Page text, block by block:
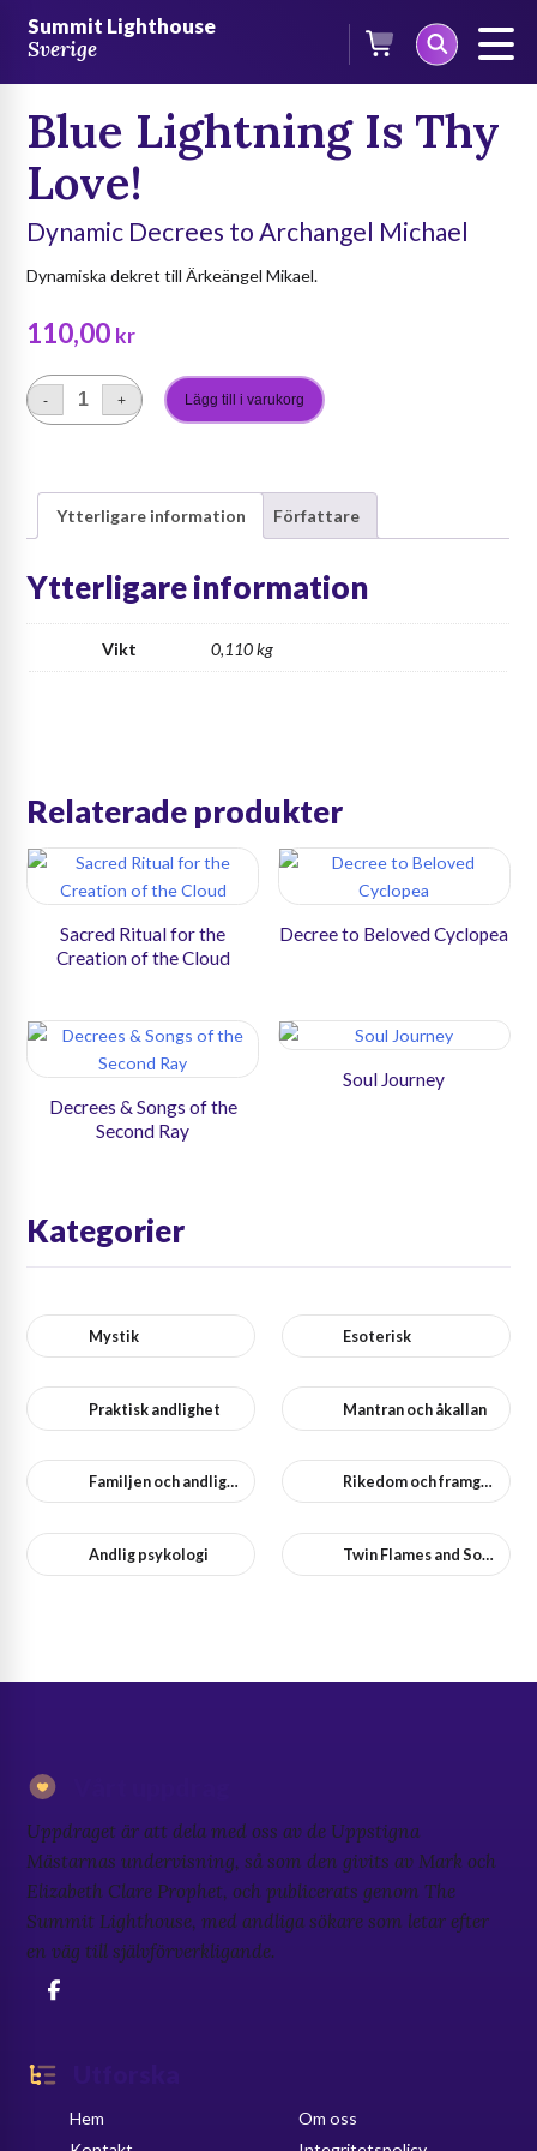
Summit Lighthouse
Sverige
CD-skivor / Blue Lightning Is Thy Love!
Blue Lightning Is Thy
Love!
Dynamic Decrees to Archangel Michael
Dynamiska dekret till Ärkeängel Mikael.
110,00 kr
Blue
Thy
Love!
- + Lägg till i varukorg
Ytterligare information Författare
Ytterligare information
Vikt 0,110 kg
Relaterade produkter
Sacred Ritual for the
Creation of the Cloud
Decree to Beloved Cyclopea
Decrees & Songs of the
Second Ray
Soul Journey
Kategorier
Mystik Esoterisk
Praktisk andlighet Mantran och åkallan
Familjen och andlighet Rikedom och framgång
Andlig psykologi Twin Flames and Soulmates
Uppdraget är att dela med oss av de Uppstigna
Mästarnas undervisning, så som den givits av Mark och
Elizabeth Clare Prophet, och publicerats genom The
Summit Lighthouse, med andliga sökare som letar efter
en väg till självförverkligande.
Hem
Om oss